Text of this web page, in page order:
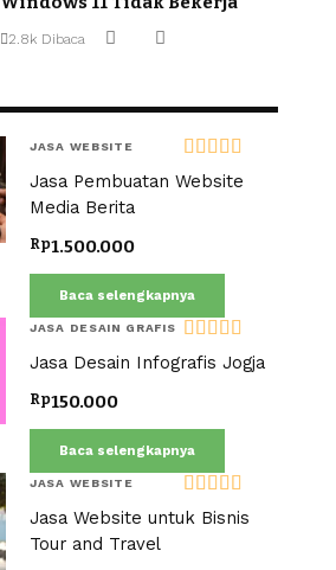
2.8k Dibaca
JASA WEBSITE
Dinilai5.00
dari 5
Jasa Pembuatan Website
Media Berita
Rp1.500.000
Baca selengkapnya
JASA DESAIN GRAFIS
Dinilai5.00
dari 5
Jasa Desain Infografis Jogja
Rp150.000
Baca selengkapnya
JASA WEBSITE
Dinilai5.00
dari 5
Jasa Website untuk Bisnis
Tour and Travel